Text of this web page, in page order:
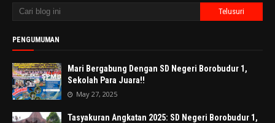
PENGUMUMAN
Mari Bergabung Dengan SD Negeri Borobudur 1,
Sekolah Para Juara!!
May 27, 2025
Tasyakuran Angkatan 2025: SD Negeri Borobudur 1,